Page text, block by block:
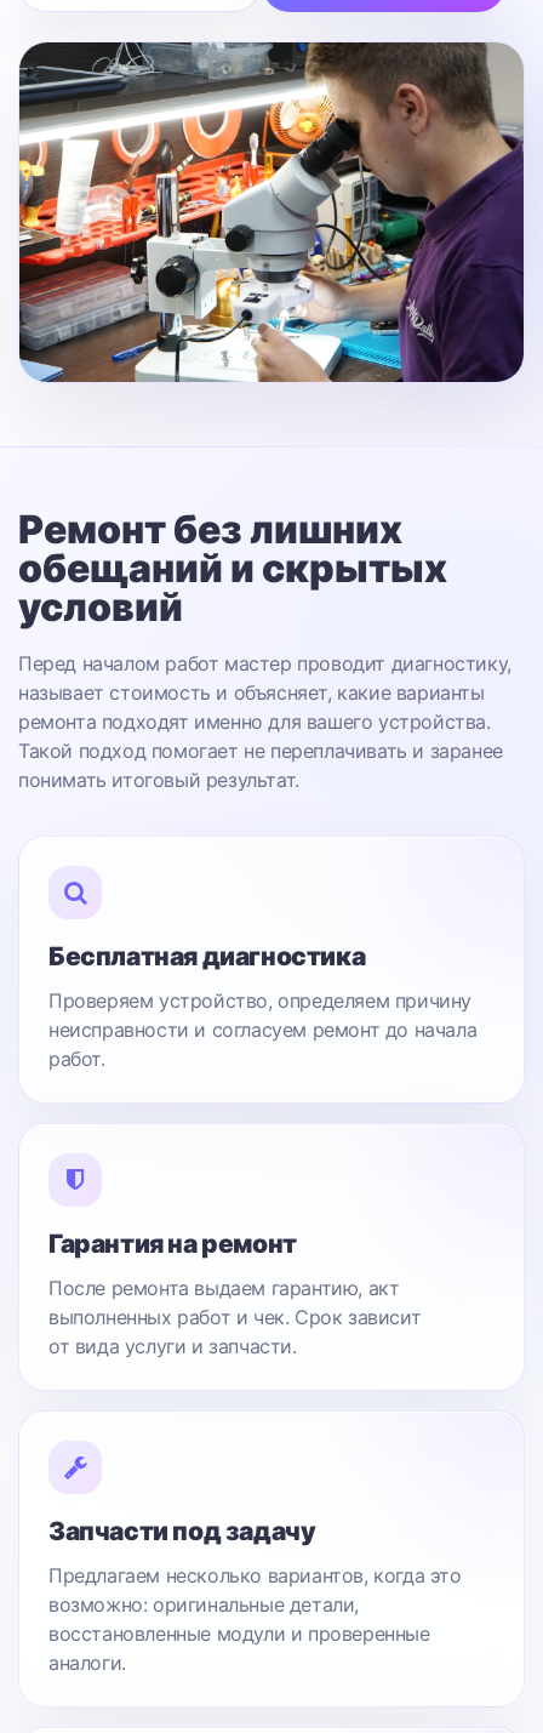
Ремонт без лишних
обещаний и скрытых
условий
Перед началом работ мастер проводит диагностику,
называет стоимость и объясняет, какие варианты
ремонта подходят именно для вашего устройства.
Такой подход помогает не переплачивать и заранее
понимать итоговый результат.
Бесплатная диагностика
Проверяем устройство, определяем причину
неисправности и согласуем ремонт до начала
работ.
Гарантия на ремонт
После ремонта выдаем гарантию, акт
выполненных работ и чек. Срок зависит
от вида услуги и запчасти.
Запчасти под задачу
Предлагаем несколько вариантов, когда это
возможно: оригинальные детали,
восстановленные модули и проверенные
аналоги.